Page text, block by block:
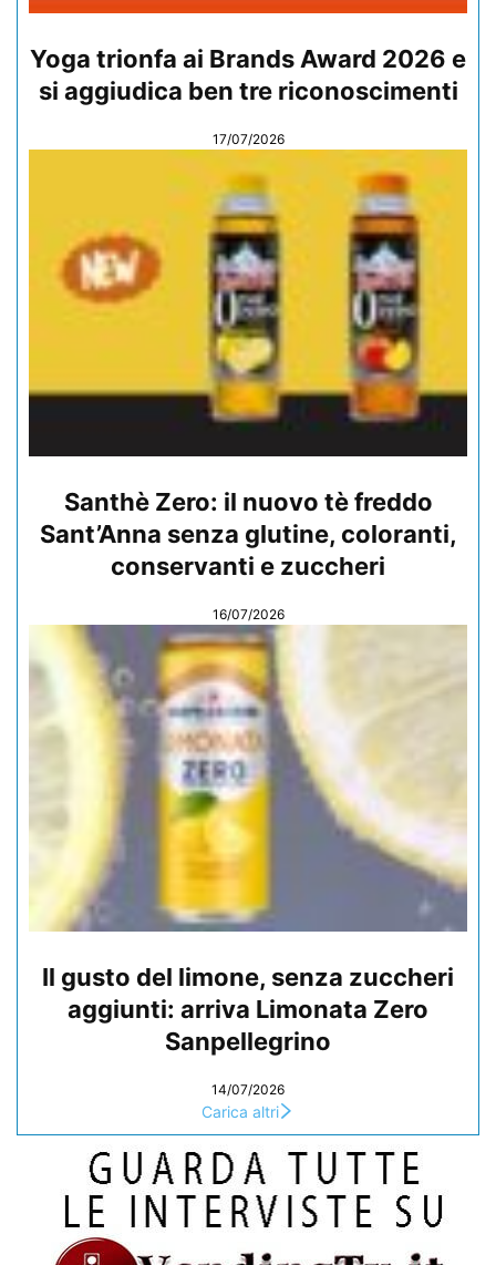
Yoga trionfa ai Brands Award 2026 e
si aggiudica ben tre riconoscimenti
17/07/2026
Santhè Zero: il nuovo tè freddo
Sant’Anna senza glutine, coloranti,
conservanti e zuccheri
16/07/2026
Il gusto del limone, senza zuccheri
aggiunti: arriva Limonata Zero
Sanpellegrino
14/07/2026
Carica altri